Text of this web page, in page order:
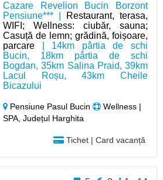
Cazare Revelion Bucin Borzont
Pensiune*** |
Restaurant, terasa,
WIFI; Wellness: ciubăr, sauna;
Casuță de lemn; grădină, foișoare,
parcare | 14km pârtia de schi
Bucin, 18km pârtia de schi
Bogdan, 35km Salina Praid, 39km
Lacul Roșu, 43km Cheile
Bicazului
Pensiune Pasul Bucin
Wellness |
SPA, Județul Harghita
Tichet | Card vacanță